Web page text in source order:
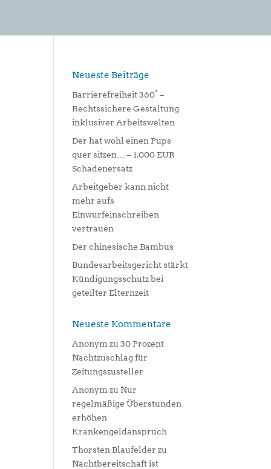
Neueste Beiträge
Barrierefreiheit 360° –
Rechtssichere Gestaltung
inklusiver Arbeitswelten
Der hat wohl einen Pups
quer sitzen… – 1.000 EUR
Schadenersatz
Arbeitgeber kann nicht
mehr aufs
Einwurfeinschreiben
vertrauen
Der chinesische Bambus
Bundesarbeitsgericht stärkt
Kündigungsschutz bei
geteilter Elternzeit
Neueste Kommentare
Anonym zu30 Prozent
Nachtzuschlag für
Zeitungszusteller
Anonym zu Nur
regelmäßige Überstunden
erhöhen
Krankengeldanspruch
Thorsten Blaufelder zu
Nachtbereitschaft ist